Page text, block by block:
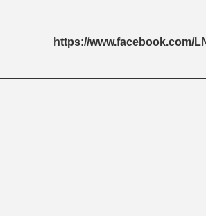
https://www.facebook.com/